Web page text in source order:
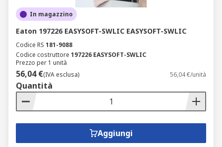
In magazzino
Eaton 197226 EASYSOFT-SWLIC EASYSOFT-SWLIC
Codice RS 181-9088
Codice costruttore 197226 EASYSOFT-SWLIC
Prezzo per 1 unità
56,04 €(IVA esclusa) 56,04 €/unità
Quantità
Aggiungi